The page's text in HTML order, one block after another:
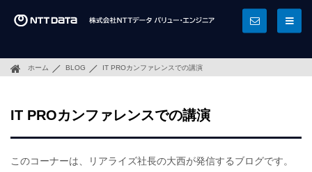
ホーム BLOG IT PROカンファレンスでの講演
IT PROカンファレンスでの講演
このコーナーは、リアライズ社長の大西が発信するブログです。